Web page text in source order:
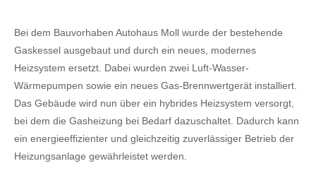
Bei dem Bauvorhaben Autohaus Moll wurde der bestehende
Gaskessel ausgebaut und durch ein neues, modernes
Heizsystem ersetzt. Dabei wurden zwei Luft-Wasser-
Wärmepumpen sowie ein neues Gas-Brennwertgerät installiert.
Das Gebäude wird nun über ein hybrides Heizsystem versorgt,
bei dem die Gasheizung bei Bedarf dazuschaltet. Dadurch kann
ein energieeffizienter und gleichzeitig zuverlässiger Betrieb der
Heizungsanlage gewährleistet werden.